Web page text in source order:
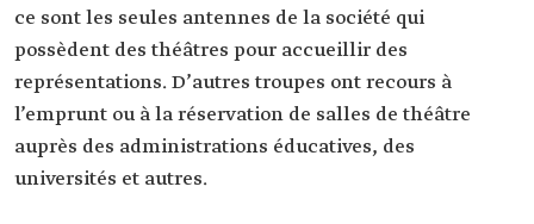
ce sont les seules antennes de la société qui
possèdent des théâtres pour accueillir des
représentations. D’autres troupes ont recours à
l’emprunt ou à la réservation de salles de théâtre
auprès des administrations éducatives, des
universités et autres.